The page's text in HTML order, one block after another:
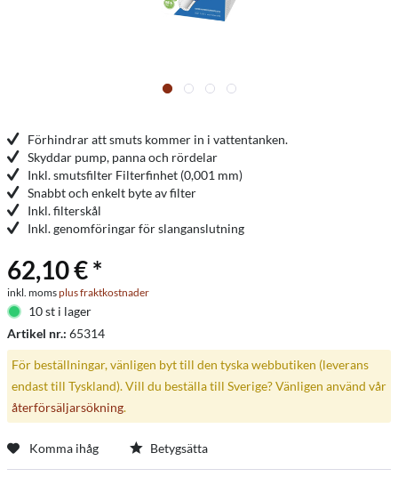
Förhindrar att smuts kommer in i vattentanken.
Skyddar pump, panna och rördelar
Inkl. smutsfilter Filterfinhet (0,001 mm)
Snabbt och enkelt byte av filter
Inkl. filterskål
Inkl. genomföringar för slanganslutning
62,10 € *
inkl. momsplus fraktkostnader
10 st i lager
Artikel nr.: 65314
För beställningar, vänligen byt till den tyska webbutiken (leverans
endast till Tyskland). Vill du beställa till Sverige? Vänligen använd vår
återförsäljarsökning.
Komma ihåg Betygsätta